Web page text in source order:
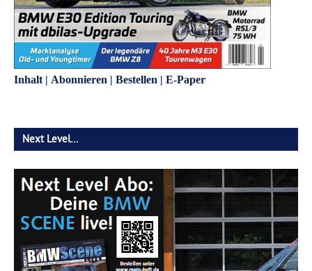
Inhalt | Abonnieren | Bestellen | E-Paper
Next Level…